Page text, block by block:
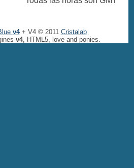
v4+ V4 © 2011 Cristalab
v4, HTML5, love and ponies.